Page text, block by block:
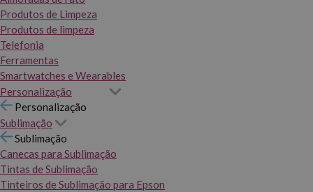
Produtos de Limpeza
Produtos de limpeza
Telefonia
Ferramentas
Smartwatches e Wearables
Personalização
Personalização
Sublimação
Sublimação
Canecas para Sublimação
Tintas de Sublimação
Tinteiros de Sublimação para Epson